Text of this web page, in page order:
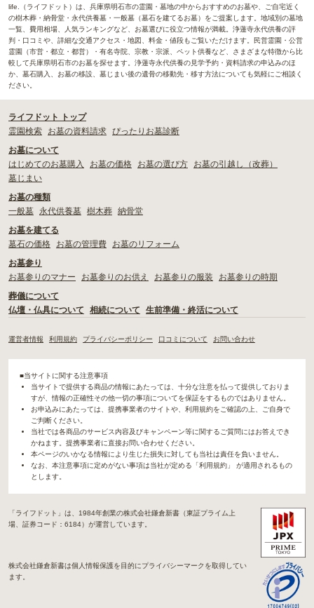
life.（ライフドット）は、兵庫県明石市の霊園・墓地の中からおすすめのお墓や、ご自宅近く
の樹木葬・納骨堂・永代供養墓・一般墓（墓石を建てるお墓）をご提案します。地域別の墓地
一覧、費用相場、人気ランキングなど、お墓選びに役立つ情報が満載。浄蓮寺永代供養の評
判・口コミや、詳細な交通アクセス・地図、料金・値段もご覧いただけます。民営霊園・公営
霊園（市営・都立・都営）・有名寺院、宗教・宗派、ペット供養など、さまざまな特徴から比
較して兵庫県明石市のお墓を探せます。浄蓮寺永代供養の見学予約・資料請求の申込みのほ
か、墓石購入、お墓の移設、墓じまい後の遺骨の移動先・移す方法についても気軽にご相談く
ださい。
ライフドット トップ
霊園検索
お墓の資料請求 ぴったりお墓診断
お墓について
はじめてのお墓購入
お墓の価格 お墓の選び方
お墓の引越し（改葬）
墓じまい
お墓の種類
一般墓
永代供養墓 樹木葬 納骨堂
お墓を建てる
墓石の価格
お墓の管理費
お墓のリフォーム
お墓参り
お墓参りのマナー
お墓参りのお供え お墓参りの服装
お墓参りの時期
葬儀について
仏壇・仏具について
相続について 生前準備・終活について
運営者情報 利用規約 プライバシーポリシー 口コミについて お問い合わせ
■当サイトに関する注意事項
当サイトで提供する商品の情報にあたっては、十分な注意を払って提供しておりま
すが、情報の正確性その他一切の事項についてを保証をするものではありません。
お申込みにあたっては、提携事業者のサイトや、利用規約をご確認の上、ご自身で
ご判断ください。
当社では各商品のサービス内容及びキャンペーン等に関するご質問にはお答えでき
かねます。提携事業者に直接お問い合わせください。
本ページのいかなる情報により生じた損失に対しても当社は責任を負いません。
なお、本注意事項に定めがない事項は当社が定める「利用規約」 が適用されるもの
とします。
「ライフドット」は、1984年創業の株式会社鎌倉新書（東証プライム上
場、証券コード：6184）が運営しています。
株式会社鎌倉新書は個人情報保護を目的にプライバシーマークを取得してい
ます。